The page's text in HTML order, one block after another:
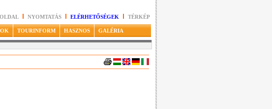
NYOMTATÁS ELÉRHETŐSÉGEK TÉRKÉP
TOURINFORM HASZNOS GALÉRIA